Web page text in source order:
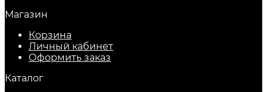
Магазин
Корзина
Личный кабинет
Оформить заказ
Каталог